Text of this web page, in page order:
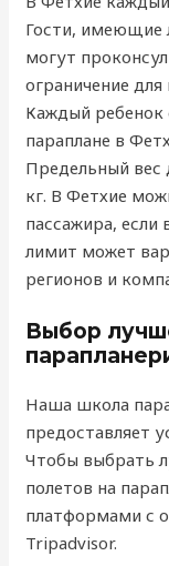
Гости, имеющие
могут
ограничение
Каждый ребенок
параплане в
Предельный вес
кг. В Фетхие
пассажира,
лимит может
регионов и
Выбор
Наша школа
предоставляет
Чтобы выбрать
полетов на
платформами с
Tripadvisor.